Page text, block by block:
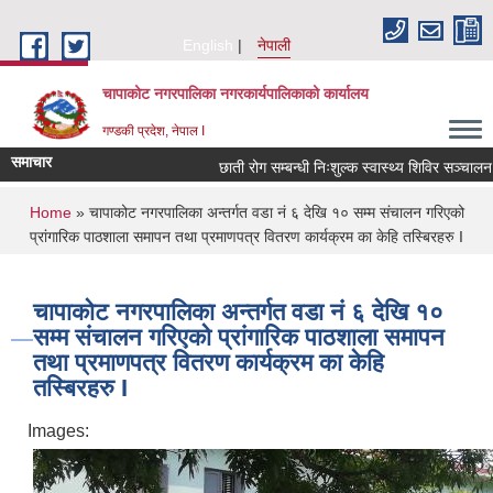
English
नेपाली
चापाकोट नगरपालिका नगरकार्यपालिकाको कार्यालय
गण्डकी प्रदेश, नेपाल I
समाचार छाती रोग सम्बन्धी निःशुल्क स्वास्थ्य शिविर सञ्चालन
You are here
Home» चापाकोट नगरपालिका अन्तर्गत वडा नं ६ देखि १० सम्म संचालन गरिएको
प्रांगारिक पाठशाला समापन तथा प्रमाणपत्र वितरण कार्यक्रम का केहि तस्बिरहरु I
चापाकोट नगरपालिका अन्तर्गत वडा नं ६ देखि १०
सम्म संचालन गरिएको प्रांगारिक पाठशाला समापन
तथा प्रमाणपत्र वितरण कार्यक्रम का केहि
तस्बिरहरु I
Images: